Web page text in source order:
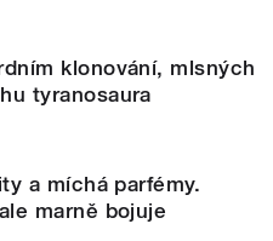
klonování, mlsných
tyranosaura
a míchá parfémy.
marně bojuje